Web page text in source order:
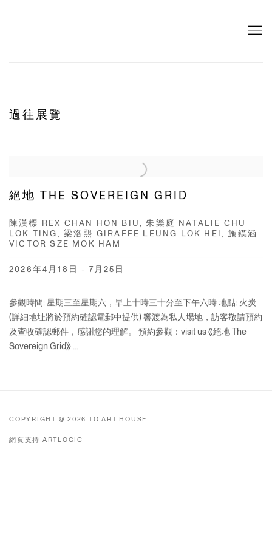
過往展覽
絕地 THE SOVEREIGN GRID
陳漢標 REX CHAN HON BIU, 朱樂庭 NATALIE CHU
LOK TING, 梁洛熙 GIRAFFE LEUNG LOK HEI, 施鏌涵
VICTOR SZE MOK HAM
2026年4月18日 - 7月25日
參觀時間: 星期三至星期六，早上十時三十分至下午六時 地點: 火炭
(詳細地址將於預約確認電郵中提供) 響渡為私人場地，訪客敬請預約
及查收確認郵件，感謝您的理解。 預約參觀：visit us 《絕地 The
Sovereign Grid》 ...
COPYRIGHT @ 2026 TO ART HOUSE
網頁支持 ARTLOGIC